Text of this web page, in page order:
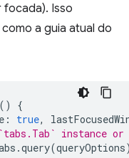
focada). Isso
a guia atual do
()
{
: true,
instance or
.query(queryOptions